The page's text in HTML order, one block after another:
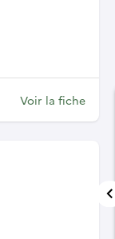
Voir la fiche